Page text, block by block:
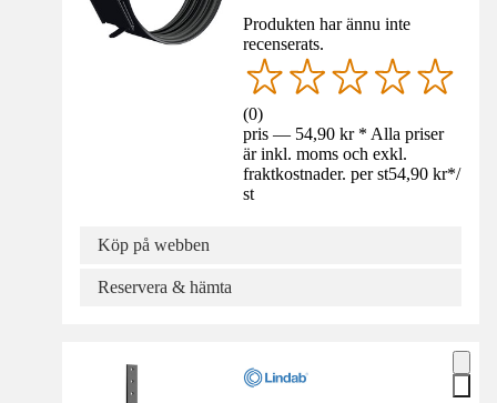
Produkten har ännu inte
recenserats.
(0)
pris — 54,90 kr * Alla priser
är inkl. moms och exkl.
fraktkostnader. per st54,90 kr*/
st
Köp på webben
Reservera & hämta